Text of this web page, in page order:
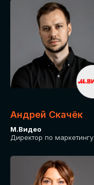
Андрей Скачёк
М.Видео
Директор по маркетингу